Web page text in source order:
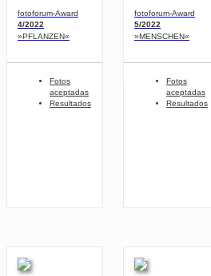
fotoforum-Award
4/2022
»PFLANZEN«
Fotos
aceptadas
Resultados
fotoforum-Award
5/2022
»MENSCHEN«
Fotos
aceptadas
Resultados